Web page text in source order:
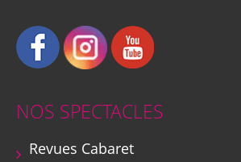
NOS SPECTACLES
Revues Cabaret